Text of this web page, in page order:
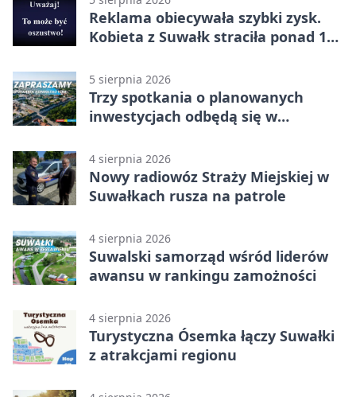
Reklama obiecywała szybki zysk.
Kobieta z Suwałk straciła ponad 190
5 sierpnia 2026
Trzy spotkania o planowanych
inwestycjach odbędą się w
4 sierpnia 2026
Nowy radiowóz Straży Miejskiej w
Suwałkach rusza na patrole
4 sierpnia 2026
Suwalski samorząd wśród liderów
awansu w rankingu zamożności
4 sierpnia 2026
Turystyczna Ósemka łączy Suwałki
z atrakcjami regionu